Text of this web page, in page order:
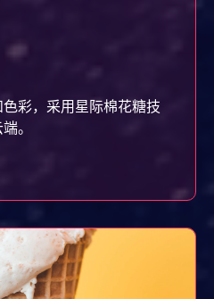
彩，采用星际棉花糖技
。